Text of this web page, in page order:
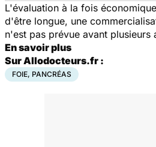
L'évaluation à la fois
d'être longue, une
n'est pas prévue avant plusieurs
En savoir plus
Sur Allodocteurs.fr :
FOIE, PANCRÉAS